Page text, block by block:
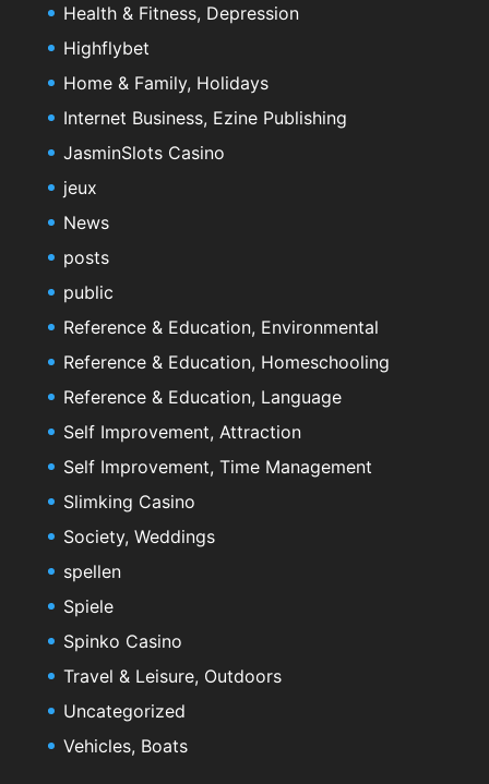
Health & Fitness, Depression
Highflybet
Home & Family, Holidays
Internet Business, Ezine Publishing
JasminSlots Casino
jeux
News
posts
public
Reference & Education, Environmental
Reference & Education, Homeschooling
Reference & Education, Language
Self Improvement, Attraction
Self Improvement, Time Management
Slimking Casino
Society, Weddings
spellen
Spiele
Spinko Casino
Travel & Leisure, Outdoors
Uncategorized
Vehicles, Boats